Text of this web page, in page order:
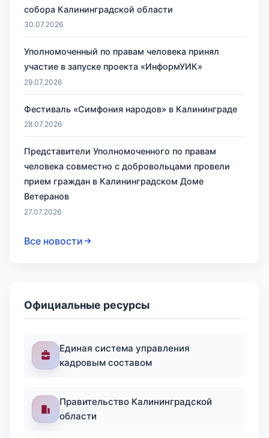
собора Калининградской области
30.07.2026
Уполномоченный по правам человека принял
участие в запуске проекта «ИнформУИК»
29.07.2026
Фестиваль «Симфония народов» в Калининграде
28.07.2026
Представители Уполномоченного по правам
человека совместно с добровольцами провели
прием граждан в Калининградском Доме
Ветеранов
27.07.2026
Все новости
Официальные ресурсы
Единая система управления
кадровым составом
Правительство Калининградской
области